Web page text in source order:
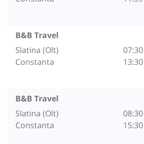
B&B Travel
Slatina (Olt)
Constanta
07:30
13:30
B&B Travel
Slatina (Olt)
Constanta
08:30
15:30